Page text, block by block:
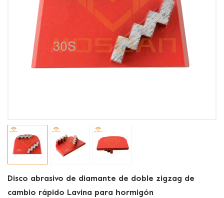
Disco abrasivo de diamante de doble zigzag de
cambio rápido Lavina para hormigón